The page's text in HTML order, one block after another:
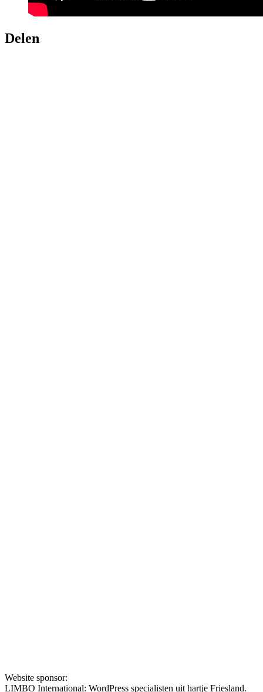
Delen
Website sponsor:
LIMBO International: WordPress specialisten uit hartje Friesland.